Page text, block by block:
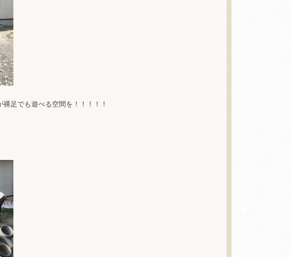
足でも遊べる空間を！！！！！